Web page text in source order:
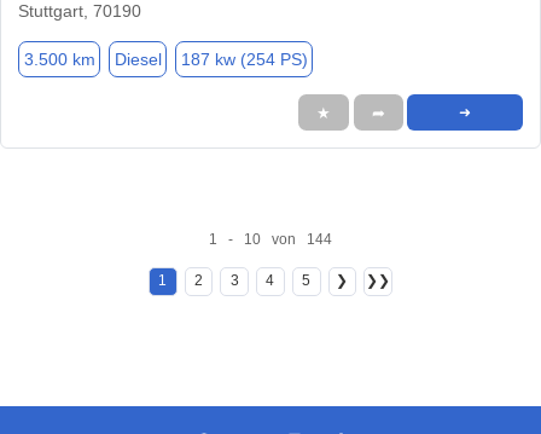
Stuttgart, 70190
3.500 km Diesel 187 kw (254 PS)
★ ➦ ➜
1 - 10 von 144
1 2 3 4 5 ❯ ❯❯